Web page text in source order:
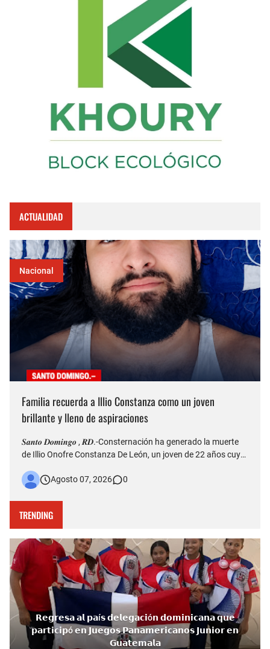
ACTUALIDAD
Nacional
Familia recuerda a Illio Constanza como un joven
brillante y lleno de aspiraciones
𝑺𝒂𝒏𝒕𝒐 𝑫𝒐𝒎𝒊𝒏𝒈𝒐 , 𝑹𝑫.-Consternación ha generado la muerte
de Illio Onofre Constanza De León, un joven de 22 años cuyo
quedó captado en videos que posteriormente fueron
Agosto 07, 2026 0
TRENDING
𝗥𝗲𝗴𝗿𝗲𝘀𝗮 𝗮𝗹 𝗽𝗮í𝘀 𝗱𝗲𝗹𝗲𝗴𝗮𝗰𝗶ó𝗻 𝗱𝗼𝗺𝗶𝗻𝗶𝗰𝗮𝗻𝗮 𝗾𝘂𝗲
𝗽𝗮𝗿𝘁𝗶𝗰𝗶𝗽ó 𝗲𝗻 𝗝𝘂𝗲𝗴𝗼𝘀 𝗣𝗮𝗻𝗮𝗺𝗲𝗿𝗶𝗰𝗮𝗻𝗼𝘀 𝗝𝘂𝗻𝗶𝗼𝗿 𝗲𝗻
𝗚𝘂𝗮𝘁𝗲𝗺𝗮𝗹𝗮